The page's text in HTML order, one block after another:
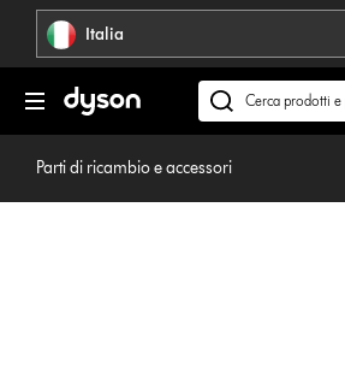
navigazione Italia
Cerca
su
dyson.it
Parti di ricambio e accessori